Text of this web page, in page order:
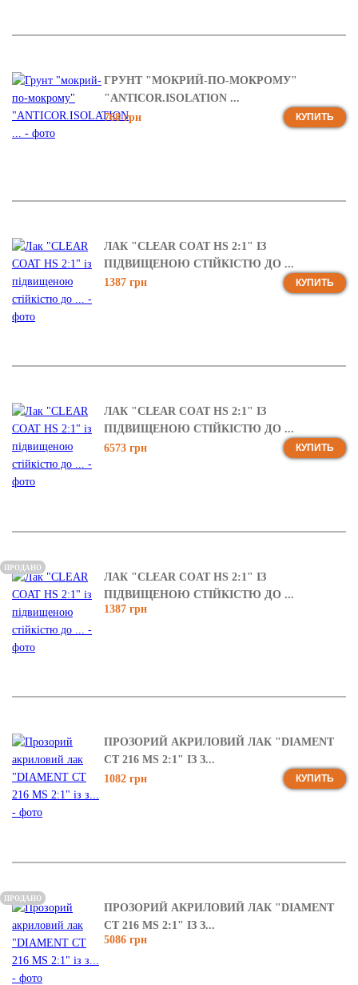
ГРУНТ "МОКРИЙ-ПО-МОКРОМУ"
"ANTICOR.ISOLATION ...
768 грн
КУПИТЬ
ЛАК "CLEAR COAT HS 2:1" ІЗ
ПІДВИЩЕНОЮ СТІЙКІСТЮ ДО ...
1387 грн
КУПИТЬ
ЛАК "CLEAR COAT HS 2:1" ІЗ
ПІДВИЩЕНОЮ СТІЙКІСТЮ ДО ...
6573 грн
КУПИТЬ
ЛАК "CLEAR COAT HS 2:1" ІЗ
ПІДВИЩЕНОЮ СТІЙКІСТЮ ДО ...
1387 грн
ПРОДАНО
ПРОЗОРИЙ АКРИЛОВИЙ ЛАК "DIAMENT
CT 216 MS 2:1" ІЗ З...
1082 грн
КУПИТЬ
ПРОЗОРИЙ АКРИЛОВИЙ ЛАК "DIAMENT
CT 216 MS 2:1" ІЗ З...
5086 грн
ПРОДАНО